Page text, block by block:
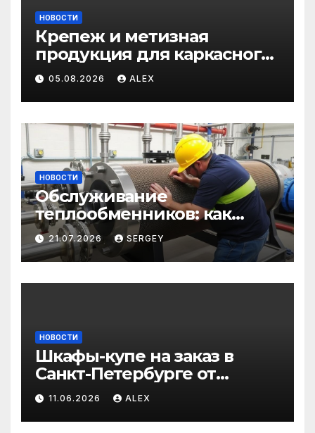
НОВОСТИ
Крепеж и метизная
продукция для каркасного
и загородного
строительства: от
саморезов до анкеров
05.08.2026 ALEX
НОВОСТИ
Обслуживание
теплообменников: как
сохранить эффективность
и избежать простоев
21.07.2026 SERGEY
НОВОСТИ
Шкафы-купе на заказ в
Санкт-Петербурге от
производителя по
доступным ценам
11.06.2026 ALEX